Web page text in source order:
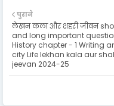
पुराने
लेखन कला और शहरी जीवन
and long important
History chapter - 1 Writing
city Life lekhan kala aur
jeevan 2024-25